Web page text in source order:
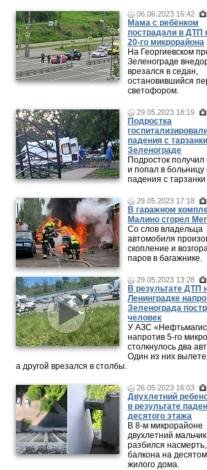
06.06.2023 16:42
Мама c ребёнком
пострадали в ДТП
20-го микрорайона
На Георгиевском
Зеленограде
врезался в седан,
остановившийся
светофором.
29.05.2023 18:19
Подростка
падения с
Зеленограде
Подросток
и попал в больницу
падения с тарзанки
29.05.2023 17:18
В гаражном
Малино сгорел
Со слов владельца
автомобиля
скопление и
паров в багажнике.
29.05.2023 13:28
В результате ДТП
Ленинградке
Зеленограда
человек
У АЗС
напротив 5-го
столкнулось два
Один из них
а другой врезался в столбы.
26.05.2023 16:03
Двухлетний
в результате
десятого этажа
В 8-м микрорайоне
двухлетний мальчик
разбился
балкона на
жилого дома.